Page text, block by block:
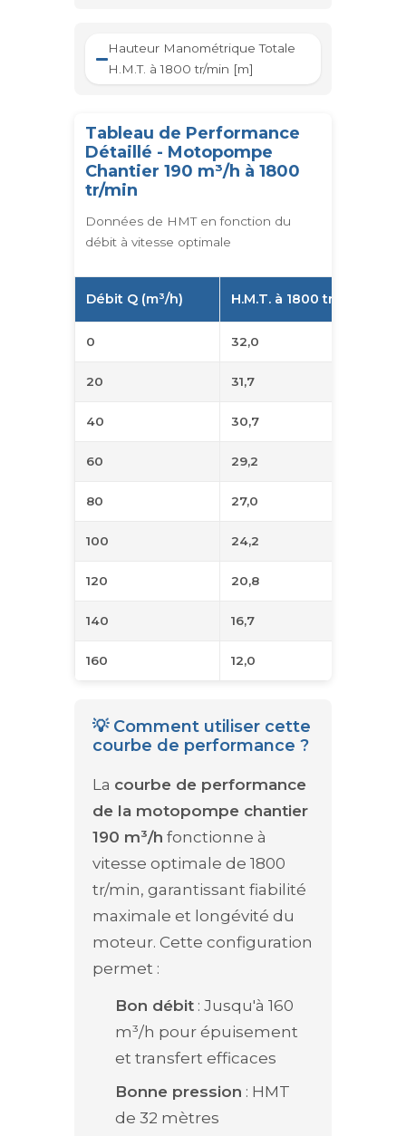
Hauteur Manométrique Totale
H.M.T. à 1800 tr/min [m]
Tableau de Performance
Détaillé - Motopompe
Chantier 190 m³/h à 1800
tr/min
Données de HMT en fonction du
débit à vitesse optimale
Débit Q (m³/h) H.M.T. à 1800 tr/min (m)
0 32,0
20 31,7
40 30,7
60 29,2
80 27,0
100 24,2
120 20,8
140 16,7
160 12,0
💡 Comment utiliser cette
courbe de performance ?
La courbe de performance
de la motopompe chantier
190 m³/h fonctionne à
vitesse optimale de 1800
tr/min, garantissant fiabilité
maximale et longévité du
moteur. Cette configuration
permet :
Bon débit : Jusqu'à 160
m³/h pour épuisement
et transfert efficaces
Bonne pression : HMT
de 32 mètres